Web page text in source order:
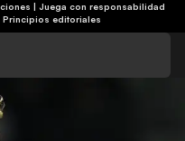
y Condiciones | Juega con responsabilidad
Principios editoriales